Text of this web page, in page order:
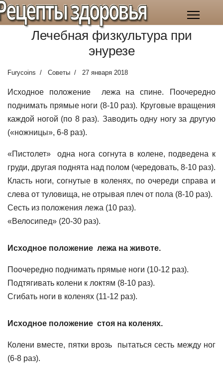
здоровья
Лечебная физкультура при
энурезе
Furycoins Советы 27 января 2018
Исходное положение лежа на спине.
Поочередно
поднимать прямые ноги (8-10 раз). Круговые вращения
каждой ногой (по 8 раз). Заводить одну ногу за другую
(«ножницы», 6-8 раз).
«Пистолет» одна нога согнута в колене, подведена к
груди, другая поднята над полом (чередовать, 8-10 раз).
Класть ноги, согнутые в коленях, по очереди справа и
слева от туловища, не отрывая плеч от пола (8-10 раз).
Сесть из положения лежа (10 раз).
«Велосипед» (20-30 раз).
Исходное положение лежа на животе.
Поочередно поднимать прямые ноги (10-12 раз).
Подтягивать колени к локтям (8-10 раз).
Сгибать ноги в коленях (11-12 раз).
Исходное положение стоя на коленях.
Колени вместе, пятки врозь пытаться сесть между ног
(6-8 раз).